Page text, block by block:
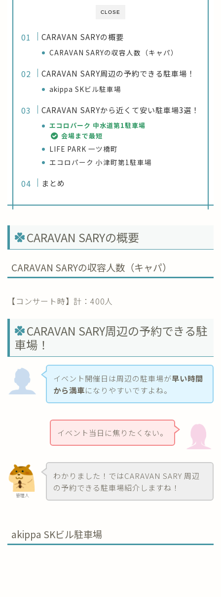
CLOSE
CARAVAN SARYの概要
CARAVAN SARYの収容人数（キャパ）
CARAVAN SARY周辺の予約できる駐車場！
akippa SKビル駐車場
CARAVAN SARYから近くて安い駐車場3選！
エコロパーク 中水道第1駐車場
会場まで最短
LIFE PARK 一ツ橋町
エコロパーク 小津町第1駐車場
まとめ
CARAVAN SARYの概要
CARAVAN SARYの収容人数（キャパ）
【コンサート時】計：400人
CARAVAN SARY周辺の予約できる駐
車場！
イベント開催日は周辺の駐車場が早い時間
から満車になりやすいですよね。
イベント当日に焦りたくない。
管理人
わかりました！ではCARAVAN SARY 周辺
の予約できる駐車場紹介しますね！
akippa SKビル駐車場